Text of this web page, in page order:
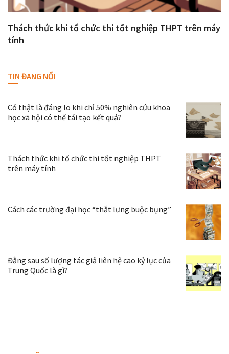
Thách thức khi tổ chức thi tốt nghiệp THPT trên máy
tính
TIN ĐANG NỔI
Có thật là đáng lo khi chỉ 50% nghiên cứu khoa
học xã hội có thể tái tạo kết quả?
Thách thức khi tổ chức thi tốt nghiệp THPT
trên máy tính
Cách các trường đại học “thắt lưng buộc bụng”
Đằng sau số lượng tác giả liên hệ cao kỷ lục của
Trung Quốc là gì?